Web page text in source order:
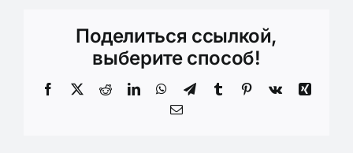
куряшихъ.
Поделиться ссылкой,
выберите способ!
Facebook
X RedditLinkedInWhatsApp
TelegramTumblr Pinterest
Vk
Xing
Email